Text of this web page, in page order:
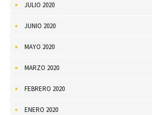
JULIO 2020
JUNIO 2020
MAYO 2020
MARZO 2020
FEBRERO 2020
ENERO 2020